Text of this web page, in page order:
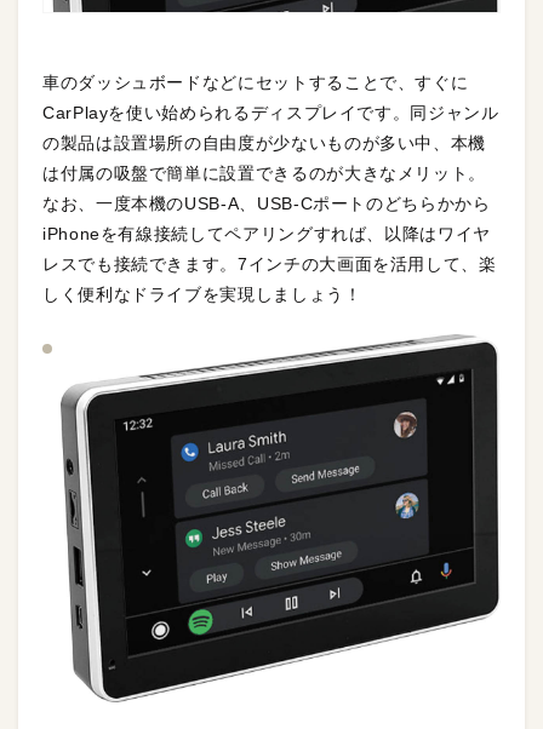
車のダッシュボードなどにセットすることで、すぐに
CarPlayを使い始められるディスプレイです。同ジャンル
の製品は設置場所の自由度が少ないものが多い中、本機
は付属の吸盤で簡単に設置できるのが大きなメリット。
なお、一度本機のUSB-A、USB-Cポートのどちらかから
iPhoneを有線接続してペアリングすれば、以降はワイヤ
レスでも接続できます。7インチの大画面を活用して、楽
しく便利なドライブを実現しましょう！